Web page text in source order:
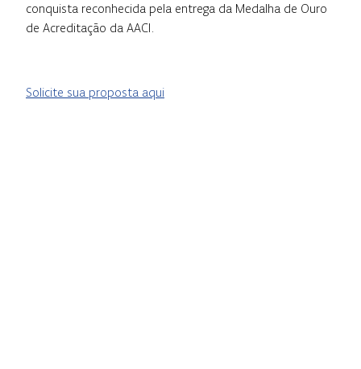
conquista reconhecida pela entrega da Medalha de Ouro
de Acreditação da AACI.
Solicite sua proposta aqui